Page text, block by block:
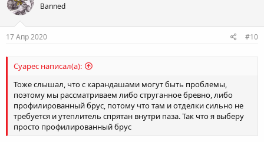
Banned
17 Апр 2020 #10
Суарес написал(а):
Тоже слышал, что с карандашами могут быть проблемы,
поэтому мы рассматриваем либо струганное бревно, либо
профилированный брус, потому что там и отделки сильно не
требуется и утеплитель спрятан внутри паза. Так что я выберу
просто профилированный брус